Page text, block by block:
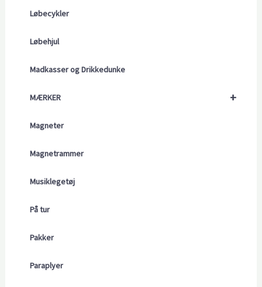
Løbecykler
Løbehjul
Madkasser og Drikkedunke
+
MÆRKER
Magneter
Magnetrammer
Musiklegetøj
På tur
Pakker
Paraplyer